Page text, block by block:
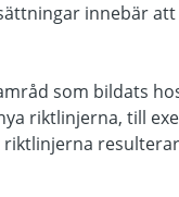
innebär
som bildats
riktlinjerna, till